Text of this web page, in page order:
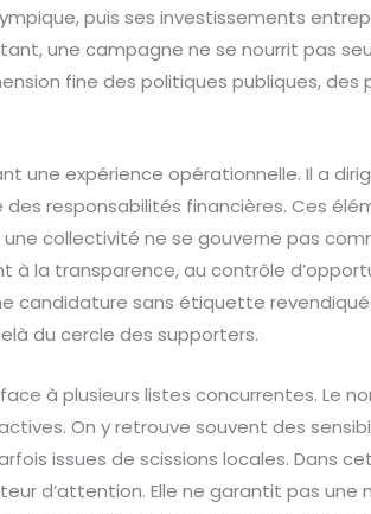
puis ses investissements
une campagne ne se nourrit pas
fine des politiques publiques,
une expérience opérationnelle. Il a
responsabilités financières. Ces
collectivité ne se gouverne pas
à la transparence, au contrôle
candidature sans étiquette
du cercle des supporters.
à plusieurs listes concurrentes. Le
On y retrouve souvent des
issues de scissions locales. Dans
d’attention. Elle ne garantit pas